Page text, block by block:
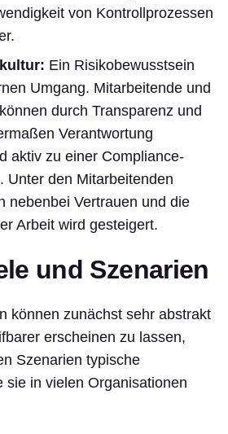
von Kontrollprozessen
Ein Risikobewusstsein
Umgang. Mitarbeitende und
durch Transparenz und
Verantwortung
aktiv zu einer Compliance-
Unter den Mitarbeitenden
nebenbei Vertrauen und die
Arbeit wird gesteigert.
und Szenarien
können zunächst sehr abstrakt
erscheinen zu lassen,
Szenarien typische
sie in vielen Organisationen